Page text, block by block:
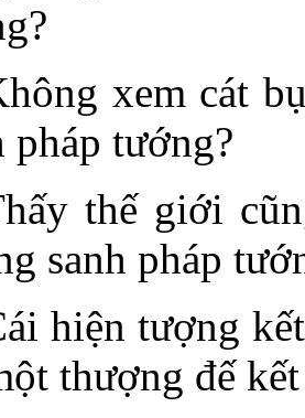
xem cát
pháp tướng?
thế giới
sanh pháp
hiện tượng
thượng đế